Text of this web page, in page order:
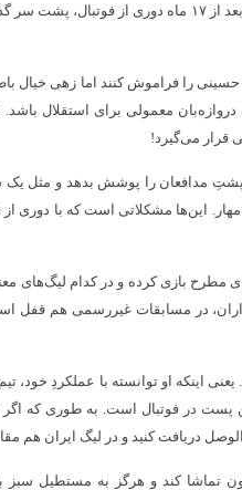
جذب می‌کرد تا جای خالی او حس نشود اما این کار را
حسینی را فراموش کنند اما زهی
معمولی برای استقلال
قرار می‌گیرد!
مدافعان را پوشش بدهد و مثل یک
این‌ها مشکلاتی است که با دوری از
بازی کرده و در کدام لیگ‌های
در مسابقات غیررسمی هم
اینکه او توانسته با عملکردِ
پست در فوتبال است. به طوری که اگر
تماشا کند و هرگز به مستطیل